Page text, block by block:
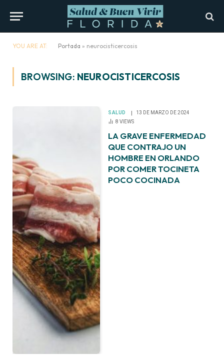
YOU ARE AT: Portada » neurocisticercosis
BROWSING: NEUROCISTICERCOSIS
SALUD
13 DE MARZO DE 2024
8VIEWS
LA GRAVE ENFERMEDAD
QUE CONTRAJO UN
HOMBRE EN ORLANDO
POR COMER TOCINETA
POCO COCINADA